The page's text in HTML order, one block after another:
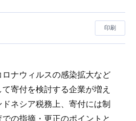
印刷
ナウィルスの感染拡大など
寄付を検討する企業が増え
ネシア税務上、寄付には制
の指摘・更正のポイントと